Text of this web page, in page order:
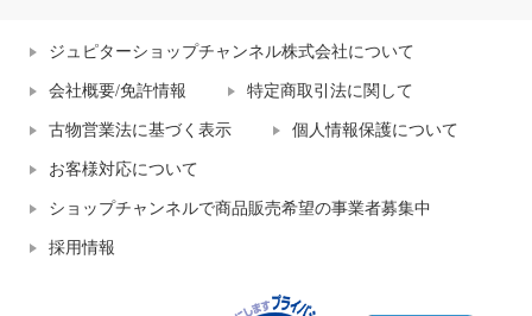
ジュピターショップチャンネル株式会社について
会社概要/免許情報 特定商取引法に関して
古物営業法に基づく表示 個人情報保護について
お客様対応について
ショップチャンネルで商品販売希望の事業者募集中
採用情報